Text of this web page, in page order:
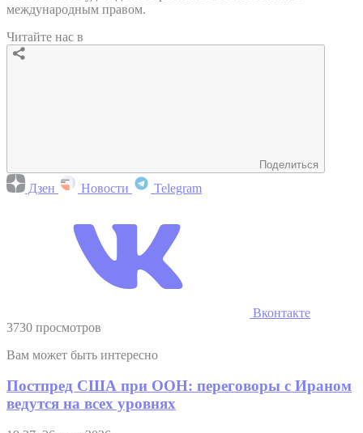
международным правом.
Читайте нас в
Поделиться
Дзен Новости Telegram
Вконтакте
3730 просмотров
Вам может быть интересно
Постпред США при ООН: переговоры с Ираном
ведутся на всех уровнях